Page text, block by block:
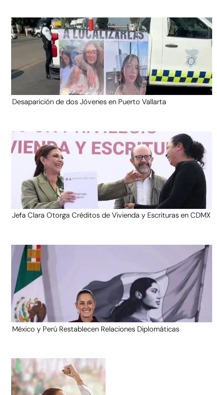
Desaparición de dos Jóvenes en Puerto Vallarta
Jefa Clara Otorga Créditos de Vivienda y Escrituras en CDMX
México y Perú Restablecen Relaciones Diplomáticas